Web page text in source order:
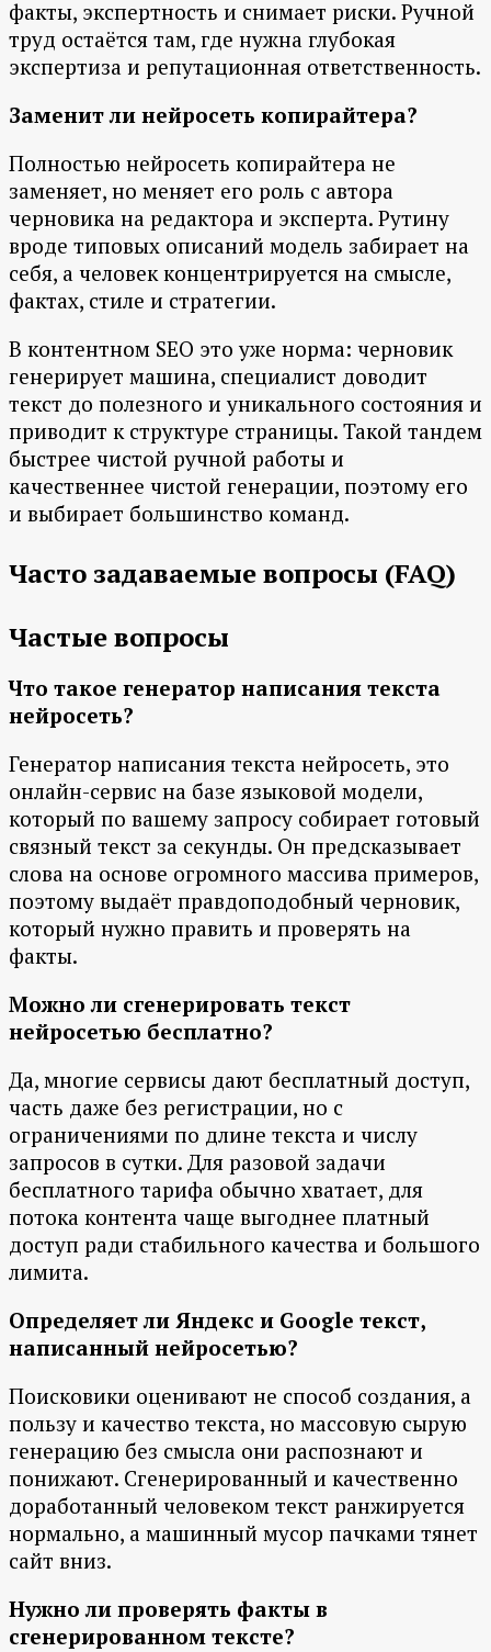
факты, экспертность и снимает риски. Ручной
труд остаётся там, где нужна глубокая
экспертиза и репутационная ответственность.
Заменит ли нейросеть копирайтера?
Полностью нейросеть копирайтера не
заменяет, но меняет его роль с автора
черновика на редактора и эксперта. Рутину
вроде типовых описаний модель забирает на
себя, а человек концентрируется на смысле,
фактах, стиле и стратегии.
В контентном SEO это уже норма: черновик
генерирует машина, специалист доводит
текст до полезного и уникального состояния и
приводит к структуре страницы. Такой тандем
быстрее чистой ручной работы и
качественнее чистой генерации, поэтому его
и выбирает большинство команд.
Часто задаваемые вопросы (FAQ)
Частые вопросы
Что такое генератор написания текста
нейросеть?
Генератор написания текста нейросеть, это
онлайн-сервис на базе языковой модели,
который по вашему запросу собирает готовый
связный текст за секунды. Он предсказывает
слова на основе огромного массива примеров,
поэтому выдаёт правдоподобный черновик,
который нужно править и проверять на
факты.
Можно ли сгенерировать текст
нейросетью бесплатно?
Да, многие сервисы дают бесплатный доступ,
часть даже без регистрации, но с
ограничениями по длине текста и числу
запросов в сутки. Для разовой задачи
бесплатного тарифа обычно хватает, для
потока контента чаще выгоднее платный
доступ ради стабильного качества и большого
лимита.
Определяет ли Яндекс и Google текст,
написанный нейросетью?
Поисковики оценивают не способ создания, а
пользу и качество текста, но массовую сырую
генерацию без смысла они распознают и
понижают. Сгенерированный и качественно
доработанный человеком текст ранжируется
нормально, а машинный мусор пачками тянет
сайт вниз.
Нужно ли проверять факты в
сгенерированном тексте?